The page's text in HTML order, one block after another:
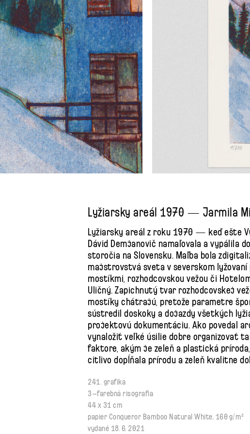
Lyžiarsky areál 1970 — Jarmila
Lyžiarsky areál z roku 1970 — keď ešte
Dávid Demjanovič namaľovala a vypálila
storočia na Slovensku. Maľba bola
majstrovstvá sveta v severskom
mostíkmi, rozhodcovskou vežou či
Uličný. Zapichnutý tvar rozhodcovskej
mostíky chátrajú, pretože parametre
sústredil doskoky a dojazdy všetkých
projektovú dokumentáciu. Ako povedal
vynaložiť veľké úsilie dobre organizovať
faktore, akým je zeleň a plastická
citlivo dopĺňala prírodu a zeleň kvalitne
241. grafika
3–farebná risografia
44 x 31 cm
papier Conqueror Bamboo Natural White, 160 g/m²
vydané 18. 6. 2021